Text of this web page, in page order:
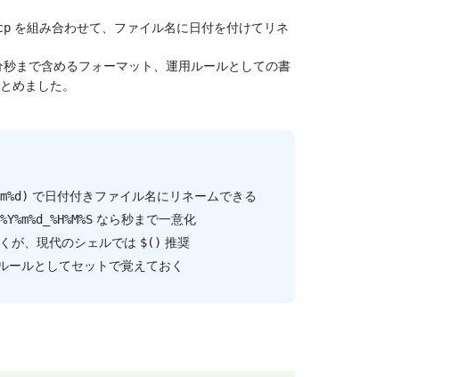
を組み合わせて、ファイル名に日付を付けてリネ
まで含めるフォーマット、運用ルールとしての書
めました。
で日付付きファイル名にリネームできる
なら秒まで一意化
が、現代のシェルでは $() 推奨
ールとしてセットで覚えておく